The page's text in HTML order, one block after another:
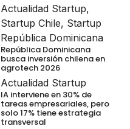
Actualidad Startup,
Startup Chile, Startup
República Dominicana
República Dominicana
busca inversión chilena en
agrotech 2026
Actualidad Startup
IA interviene en 30% de
tareas empresariales, pero
solo 17% tiene estrategia
transversal